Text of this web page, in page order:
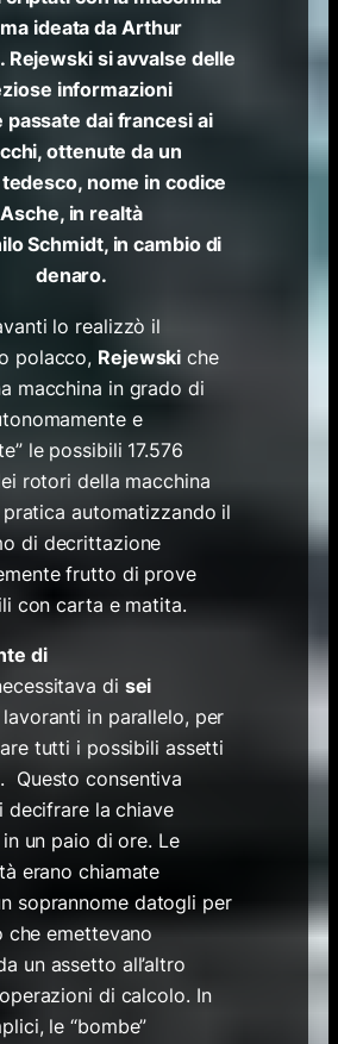
ideata da Arthur
Rejewski si avvalse delle
informazioni
passate dai francesi ai
ottenute da un
nome in codice
Asche, in realtà
Schmidt, in cambio di
denaro.
lo realizzò il
polacco, Rejewski che
macchina in grado di
e
le possibili 17.576
rotori della macchina
automatizzando il
di decrittazione
frutto di prove
con carta e matita.
di
di sei
lavoranti in parallelo, per
tutti i possibili assetti
Questo consentiva
decifrare la chiave
un paio di ore. Le
erano chiamate
soprannome datogli per
emettevano
un assetto all’altro
di calcolo. In
le “bombe”